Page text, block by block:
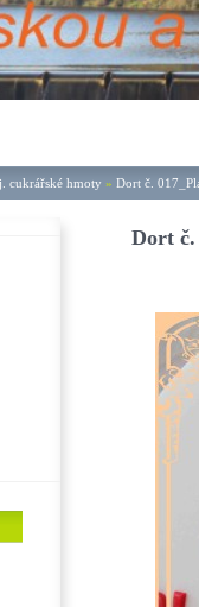
cukrářské hmoty » Dort č.
Dort č.